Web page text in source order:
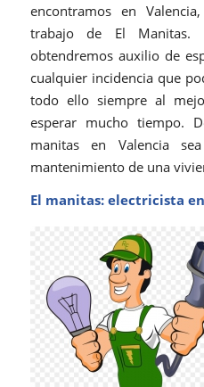
encontramos en
trabajo de El
obtendremos auxilio de
cualquier incidencia que
todo ello siempre al
esperar mucho tiempo.
manitas en Valencia
mantenimiento de una
El manitas: electricista